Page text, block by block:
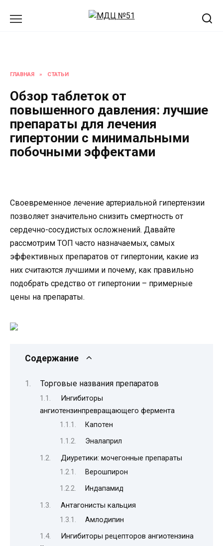
ГЛАВНАЯ » СТАТЬИ
Обзор таблеток от
повышенного давления: лучшие
препараты для лечения
гипертонии с минимальными
побочными эффектами
Своевременное лечение артериальной гипертензии
позволяет значительно снизить смертность от
сердечно-сосудистых осложнений. Давайте
рассмотрим ТОП часто назначаемых, самых
эффективных препаратов от гипертонии, какие из
них считаются лучшими и почему, как правильно
подобрать средство от гипертонии – примерные
цены на препараты.
Содержание
Торговые названия препаратов
Ингибиторы
ангиотензинпревращающего фермента
Капотен
Эналаприл
Диуретики: мочегонные препараты
Верошпирон
Индапамид
Антагонисты кальция
Амлодипин
Ингибиторы рецепторов ангиотензина